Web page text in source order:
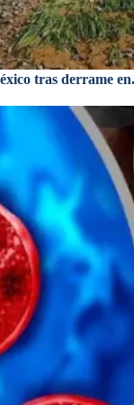
tras derrame